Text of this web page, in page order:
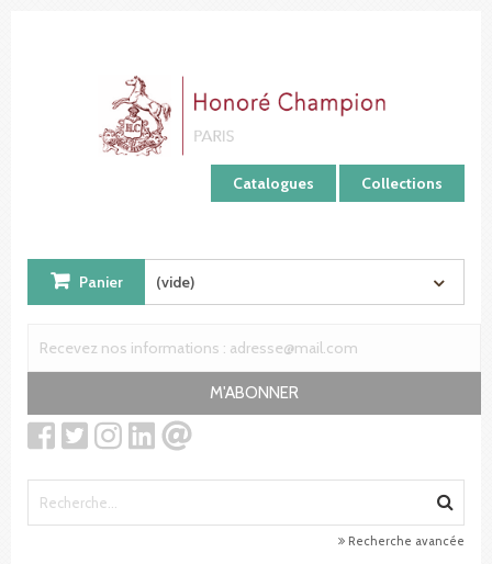
Catalogues Collections
Panier (vide)
M'ABONNER
Recherche avancée